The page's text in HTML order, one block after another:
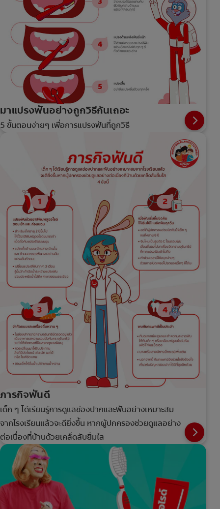
มาแปรงฟันอย่างถูกวิธีกันเถอะ
5 ขั้นตอนง่ายๆ เพื่อการแปรงฟันที่ถูกวิธี
ภารกิจฟันดี
เด็ก ๆ ได้เรียนรู้การดูแลช่องปากและฟันอย่างเหมาะสม
จากโรงเรียนแล้วจะดียิ่งขึ้น หากผู้ปกครองช่วยดูแลอย่าง
ต่อเนื่องที่บ้านด้วยเคล็ดลับยิ้มใส